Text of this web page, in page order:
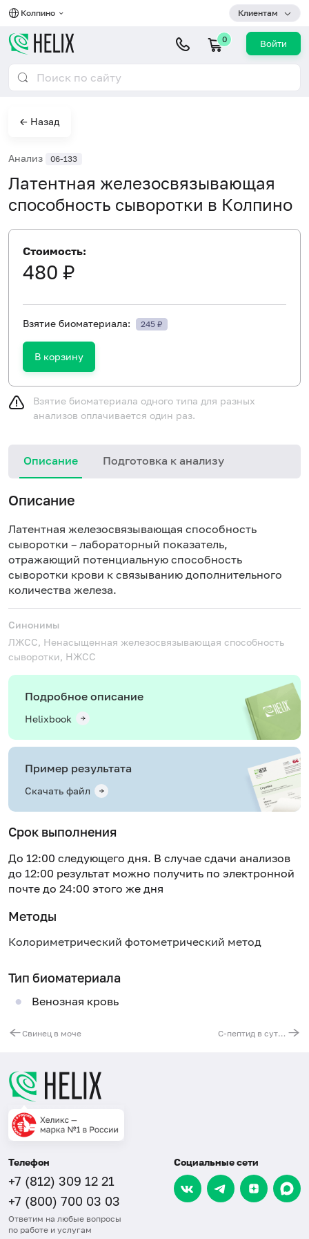
Колпино Клиентам
0 Войти
← Назад
Анализ 06-133
Латентная железосвязывающая
способность сыворотки в Колпино
Стоимость:
480 ₽
Взятие биоматериала: 245 ₽
В корзину
Взятие биоматериала одного типа для разных
анализов оплачивается один раз.
Описание Подготовка к анализу
Описание
Латентная железосвязывающая способность
сыворотки – лабораторный показатель,
отражающий потенциальную способность
сыворотки крови к связыванию дополнительного
количества железа.
Синонимы
ЛЖСС, Ненасыщенная железосвязывающая способность
сыворотки, НЖСС
Подробное описание
Helixbook
Пример результата
Скачать файл
Срок выполнения
До 12:00 следующего дня. В случае сдачи анализов
до 12:00 результат можно получить по электронной
почте до 24:00 этого же дня
Методы
Колориметрический фотометрический метод
Тип биоматериала
Венозная кровь
Свинец в моче С-пептид в суточной моче
Телефон
+7 (812) 309 12 21
+7 (800) 700 03 03
Ответим на любые вопросы
по работе и услугам
Социальные сети